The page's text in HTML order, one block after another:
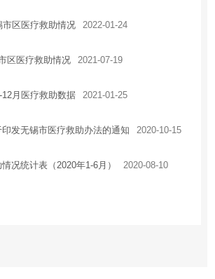
市区医疗救助情况 2022-01-24
区医疗救助情况 2021-07-19
月医疗救助数据 2021-01-25
发无锡市医疗救助办法的通知 2020-10-15
况统计表（2020年1-6月） 2020-08-10